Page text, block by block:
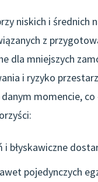
niskich i
z
dla mniejszych
i ryzyko
momencie,
i błyskawiczne
pojedynczych